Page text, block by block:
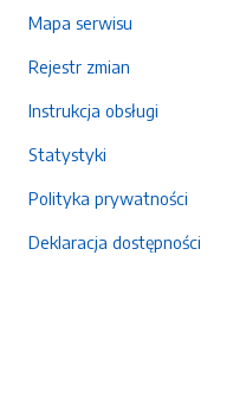
Mapa serwisu
Rejestr zmian
Instrukcja obsługi
Statystyki
Polityka prywatności
Deklaracja dostępności